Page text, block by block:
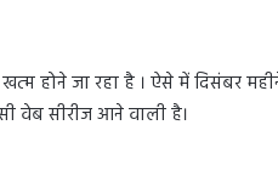
होने जा रहा है । ऐसे में दिसंबर
वेब सीरीज आने वाली है।